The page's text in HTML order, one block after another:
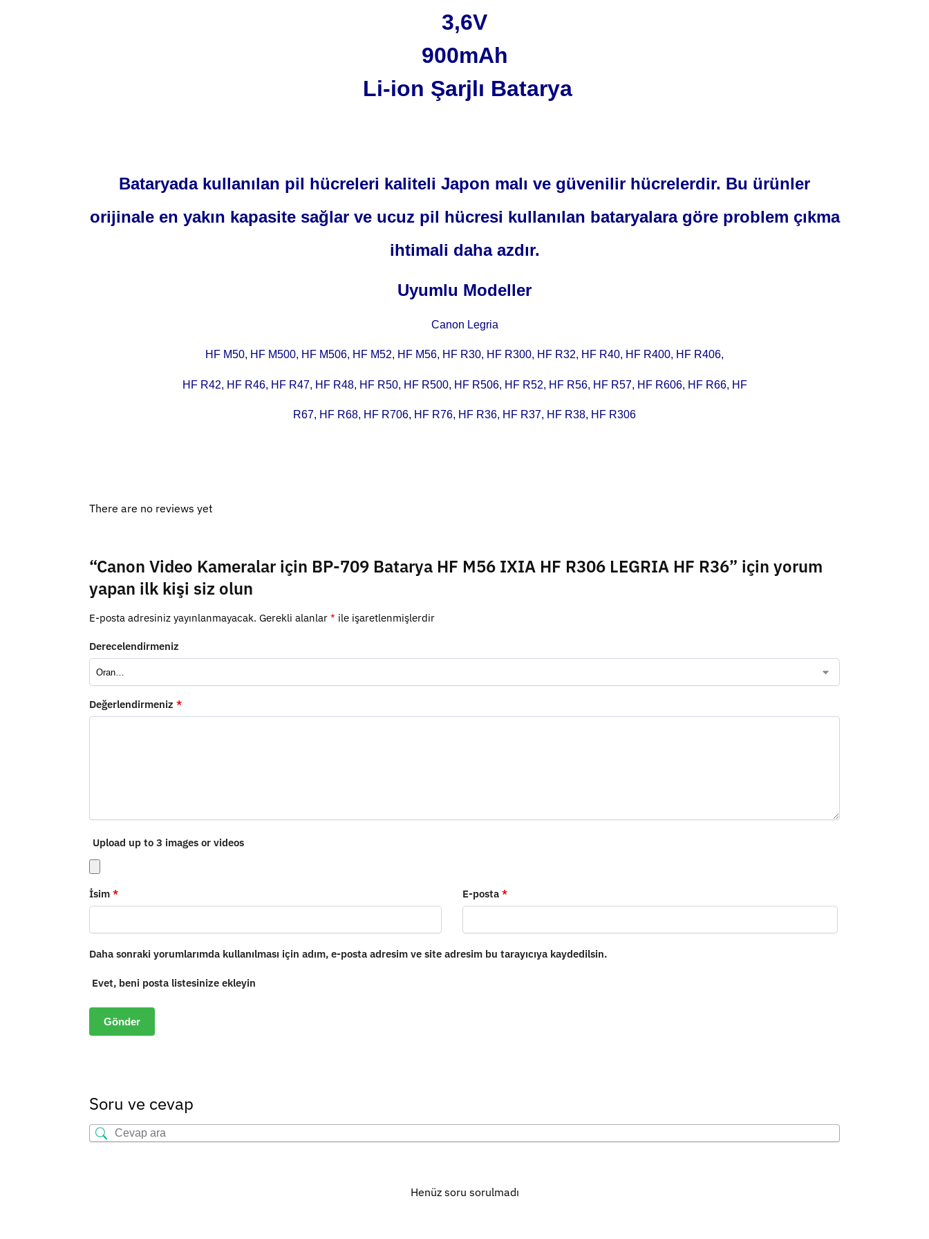
3,6V
900mAh
Li-ion Şarjlı Batarya
Bataryada kullanılan pil hücreleri kaliteli Japon malı ve güvenilir hücrelerdir. Bu ürünler
orijinale en yakın kapasite sağlar ve ucuz pil hücresi kullanılan bataryalara göre problem çıkma
ihtimali daha azdır.
Uyumlu Modeller
Canon Legria
HF M50, HF M500, HF M506, HF M52, HF M56, HF R30, HF R300, HF R32, HF R40, HF R400, HF R406,
HF R42, HF R46, HF R47, HF R48, HF R50, HF R500, HF R506, HF R52, HF R56, HF R57, HF R606, HF R66, HF
R67, HF R68, HF R706, HF R76, HF R36, HF R37, HF R38, HF R306
There are no reviews yet
“Canon Video Kameralar için BP-709 Batarya HF M56 IXIA HF R306 LEGRIA HF R36” için yorum
yapan ilk kişi siz olun
E-posta adresiniz yayınlanmayacak. Gerekli alanlar * ile işaretlenmişlerdir
Derecelendirmeniz
Değerlendirmeniz *
Upload up to 3 images or videos
İsim * E-posta *
Daha sonraki yorumlarımda kullanılması için adım, e-posta adresim ve site adresim bu tarayıcıya kaydedilsin.
Evet, beni posta listesinize ekleyin
Soru ve cevap
Henüz soru sorulmadı